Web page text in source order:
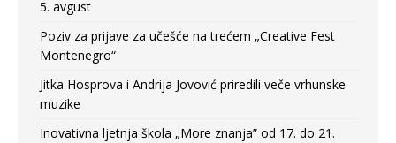
5. avgust
Poziv za prijave za učešće na trećem „Creative Fest
Montenegro“
Jitka Hosprova i Andrija Jovović priredili veče vrhunske
muzike
Inovativna ljetnja škola „More znanja” od 17. do 21.